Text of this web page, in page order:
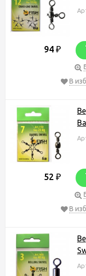
94 ₽
В
52 ₽
В